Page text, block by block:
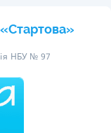
НБУ № 97